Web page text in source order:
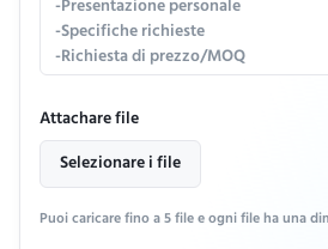
Attachare file
Selezionare i file
Puoi caricare fino a 5 file e ogni file ha una